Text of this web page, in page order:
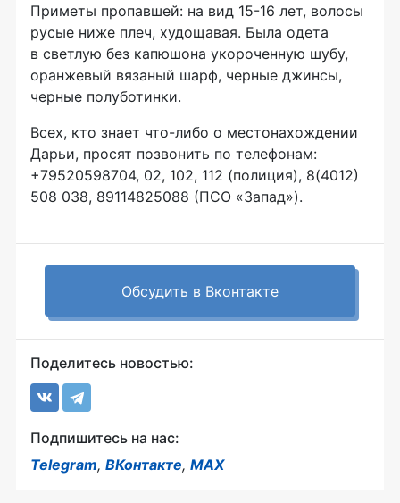
Приметы пропавшей: на вид 15-16 лет, волосы
русые ниже плеч, худощавая. Была одета
в светлую без капюшона укороченную шубу,
оранжевый вязаный шарф, черные джинсы,
черные полуботинки.
Всех, кто знает что-либо о местонахождении
Дарьи, просят позвонить по телефонам:
+79520598704, 02, 102, 112 (полиция), 8(4012)
508 038, 89114825088 (ПСО «Запад»).
Обсудить в Вконтакте
Поделитесь новостью:
Подпишитесь на нас:
Telegram, ВКонтакте, MAX